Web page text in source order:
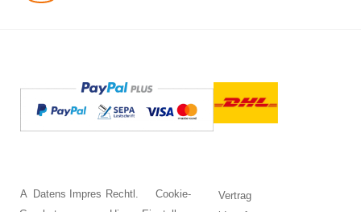
A
Datens
Impres Rechtl.
Cookie-
Vertrag